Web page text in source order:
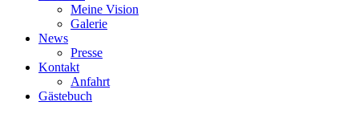
Meine Vision
Galerie
News
Presse
Kontakt
Anfahrt
Gästebuch